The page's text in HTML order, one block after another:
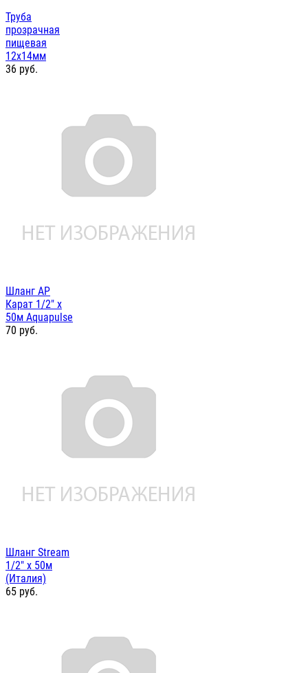
Труба
прозрачная
пищевая
12х14мм
36 руб.
Шланг AP
Карат 1/2" х
50м Aquapulse
70 руб.
Шланг Stream
1/2" x 50м
(Италия)
65 руб.